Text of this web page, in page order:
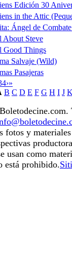
Edición 30
in the Attic
Ángel de
About Steve
Good Things
Salvaje (Wild)
Pasajeras
4›»
B C D E F G H I J
fotos y
usan como
está prohibido.